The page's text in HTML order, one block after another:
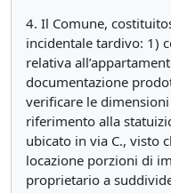
4. Il Comune,
incidentale tardivo: 1)
relativa
documentazione
verificare le
riferimento alla
ubicato in via C., visto
locazione porzioni di
proprietario a